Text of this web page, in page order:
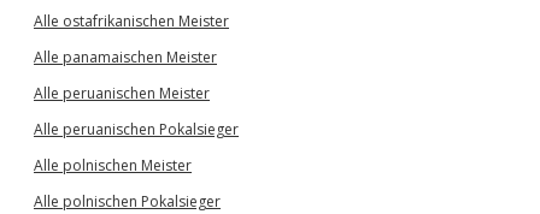
Alle ostafrikanischen Meister
Alle panamaischen Meister
Alle peruanischen Meister
Alle peruanischen Pokalsieger
Alle polnischen Meister
Alle polnischen Pokalsieger